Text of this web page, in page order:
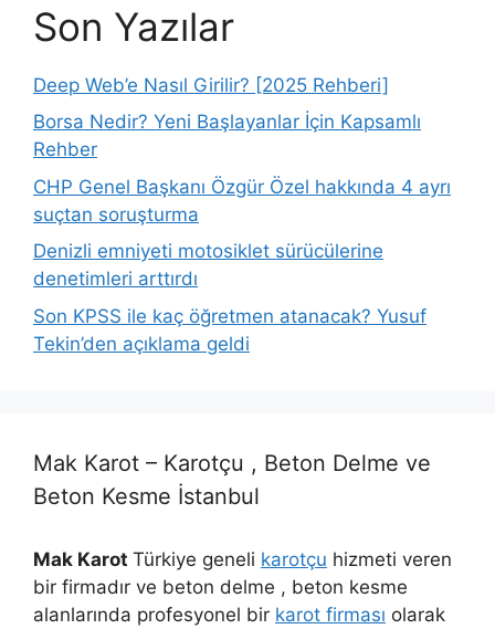
Son Yazılar
Deep Web’e Nasıl Girilir? [2025 Rehberi]
Borsa Nedir? Yeni Başlayanlar İçin Kapsamlı
Rehber
CHP Genel Başkanı Özgür Özel hakkında 4 ayrı
suçtan soruşturma
Denizli emniyeti motosiklet sürücülerine
denetimleri arttırdı
Son KPSS ile kaç öğretmen atanacak? Yusuf
Tekin’den açıklama geldi
Mak Karot – Karotçu , Beton Delme ve
Beton Kesme İstanbul
Mak Karot Türkiye geneli karotçu hizmeti veren
bir firmadır ve beton delme , beton kesme
alanlarında profesyonel bir karot firması olarak